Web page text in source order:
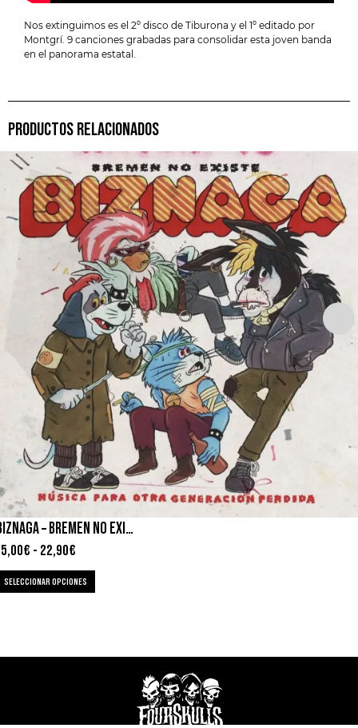
Nos extinguimos es el 2º disco de Tiburona y el 1º editado por
Montgrí. 9 canciones grabadas para consolidar esta joven banda
en el panorama estatal.
PRODUCTOS RELACIONADOS
BIZNAGA – BREMEN NO EXISTE
€ - 22,90€
SELECCIONAR OPCIONES